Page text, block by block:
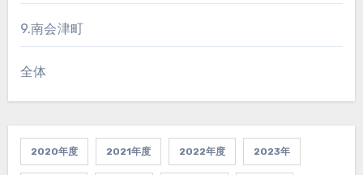
9.南会津町
全体
2020年度 2021年度 2022年度 2023年